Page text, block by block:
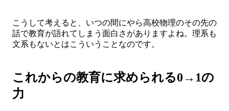
こうして考えると、いつの間にやら高校物理のその先の
話で教育が語れてしまう面白さがありますよね。理系も
文系もないとはこういうことなのです。
これからの教育に求められる0→1の
力